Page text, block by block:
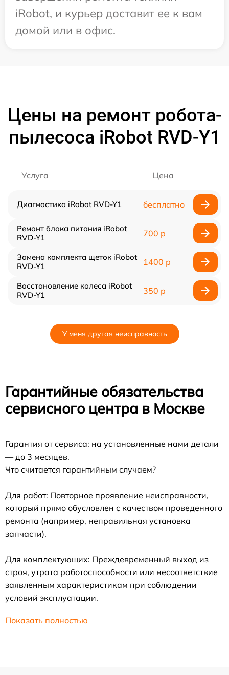
iRobot, и курьер доставит ее к вам
домой или в офис.
Цены на ремонт робота-
пылесоса iRobot RVD-Y1
Услуга Цена
Диагностика iRobot RVD-Y1 бесплатно
Ремонт блока питания iRobot
RVD-Y1
700 р
Замена комплекта щеток iRobot
RVD-Y1
1400 р
Восстановление колеса iRobot
RVD-Y1
350 р
У меня другая неисправность
Гарантийные обязательства
сервисного центра в Москве
Гарантия от сервиса: на установленные нами детали
— до 3 месяцев.
Что считается гарантийным случаем?
Для работ: Повторное проявление неисправности,
который прямо обусловлен с качеством проведенного
ремонта (например, неправильная установка
запчасти).
Для комплектующих: Преждевременный выход из
строя, утрата работоспособности или несоответствие
заявленным характеристикам при соблюдении
условий эксплуатации.
Показать полностью